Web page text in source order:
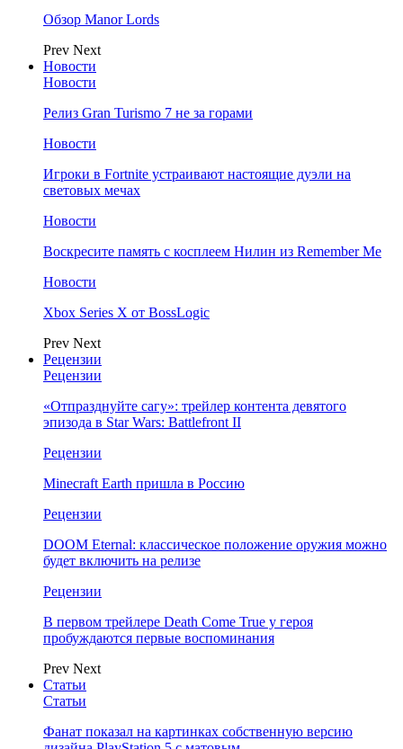
Обзор Manor Lords
Prev Next
Новости
Новости
Релиз Gran Turismo 7 не за горами
Новости
Игроки в Fortnite устраивают настоящие дуэли на
световых мечах
Новости
Воскресите память с косплеем Нилин из Remember Me
Новости
Xbox Series X от BossLogic
Prev Next
Рецензии
Рецензии
«Отпразднуйте сагу»: трейлер контента девятого
эпизода в Star Wars: Battlefront II
Рецензии
Minecraft Earth пришла в Россию
Рецензии
DOOM Eternal: классическое положение оружия можно
будет включить на релизе
Рецензии
В первом трейлере Death Come True у героя
пробуждаются первые воспоминания
Prev Next
Статьи
Статьи
Фанат показал на картинках собственную версию